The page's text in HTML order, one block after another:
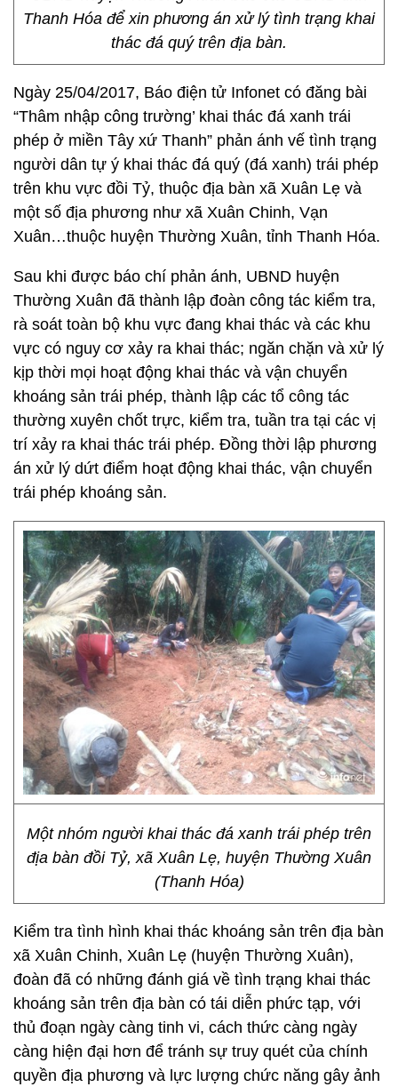
Thanh Hóa để xin phương án xử lý tình trạng khai
thác đá quý trên địa bàn.
Ngày 25/04/2017, Báo điện tử Infonet có đăng bài
“Thâm nhập công trường’ khai thác đá xanh trái
phép ở miền Tây xứ Thanh” phản ánh vế tình trạng
người dân tự ý khai thác đá quý (đá xanh) trái phép
trên khu vực đồi Tỷ, thuộc địa bàn xã Xuân Lẹ và
một số địa phương như xã Xuân Chinh, Vạn
Xuân…thuộc huyện Thường Xuân, tỉnh Thanh Hóa.
Sau khi được báo chí phản ánh, UBND huyện
Thường Xuân đã thành lập đoàn công tác kiểm tra,
rà soát toàn bộ khu vực đang khai thác và các khu
vực có nguy cơ xảy ra khai thác; ngăn chặn và xử lý
kịp thời mọi hoạt động khai thác và vận chuyển
khoáng sản trái phép, thành lập các tổ công tác
thường xuyên chốt trực, kiểm tra, tuần tra tại các vị
trí xảy ra khai thác trái phép. Đồng thời lập phương
án xử lý dứt điểm hoạt động khai thác, vận chuyển
trái phép khoáng sản.
Một nhóm người khai thác đá xanh trái phép trên
địa bàn đồi Tỷ, xã Xuân Lẹ, huyện Thường Xuân
(Thanh Hóa)
Kiểm tra tình hình khai thác khoáng sản trên địa bàn
xã Xuân Chinh, Xuân Lẹ (huyện Thường Xuân),
đoàn đã có những đánh giá về tình trạng khai thác
khoáng sản trên địa bàn có tái diễn phức tạp, với
thủ đoạn ngày càng tinh vi, cách thức càng ngày
càng hiện đại hơn để tránh sự truy quét của chính
quyền địa phương và lực lượng chức năng gây ảnh